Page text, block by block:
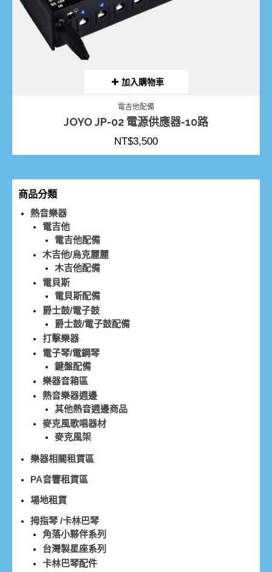
加入購物車
電吉他配備
JOYO JP-02 電源供應器-10路
NT$3,500
商品分類
熱音樂器
電吉他
電吉他配備
木吉他/烏克麗麗
木吉他配備
電貝斯
電貝斯配備
爵士鼓/電子鼓
爵士鼓/電子鼓配備
打擊樂器
電子琴/電鋼琴
鍵盤配備
樂器音箱區
熱音樂器週邊
其他熱音週邊商品
麥克風歌唱器材
麥克風架
樂器相關租賃區
PA音響租賃區
場地租賃
拇指琴 /卡林巴琴
角落小夥伴系列
台灣製星座系列
卡林巴琴配件